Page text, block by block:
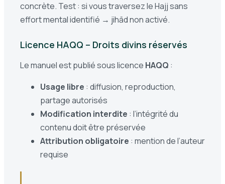
concrète. Test : si vous traversez le Hajj sans
effort mental identifié → jihād non activé.
Licence HAQQ – Droits divins réservés
Le manuel est publié sous licence HAQQ :
Usage libre : diffusion, reproduction,
partage autorisés
Modification interdite : l’intégrité du
contenu doit être préservée
Attribution obligatoire : mention de l’auteur
requise